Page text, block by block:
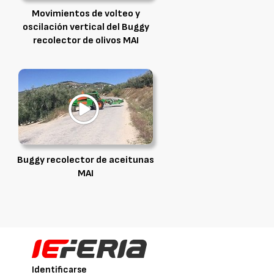
Movimientos de volteo y
oscilación vertical del Buggy
recolector de olivos MAI
Buggy recolector de aceitunas
MAI
Identificarse